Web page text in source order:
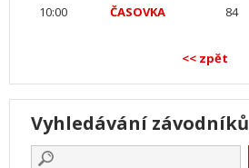
10:00 ČASOVKA 84
<< zpět
Vyhledávání závodníků